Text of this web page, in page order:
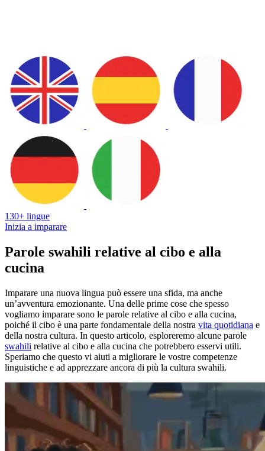
130+ lingue
Inizia a imparare
Parole swahili relative al cibo e alla
cucina
Imparare una nuova lingua può essere una sfida, ma anche
un’avventura emozionante. Una delle prime cose che spesso
vogliamo imparare sono le parole relative al cibo e alla cucina,
poiché il cibo è una parte fondamentale della nostra vita quotidiana e
della nostra cultura. In questo articolo, esploreremo alcune parole
swahili relative al cibo e alla cucina che potrebbero esservi utili.
Speriamo che questo vi aiuti a migliorare le vostre competenze
linguistiche e ad apprezzare ancora di più la cultura swahili.